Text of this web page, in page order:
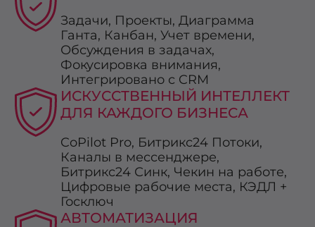
Задачи, Проекты, Диаграмма
Ганта, Канбан, Учет времени,
Обсуждения в задачах,
Фокусировка внимания,
Интегрировано с CRM
ИСКУССТВЕННЫЙ ИНТЕЛЛЕКТ
ДЛЯ КАЖДОГО БИЗНЕСА
CoPilot Pro, Битрикс24 Потоки,
Каналы в мессенджере,
Битрикс24 Синк, Чекин на работе,
Цифровые рабочие места, КЭДЛ +
Госключ
АВТОМАТИЗАЦИЯ